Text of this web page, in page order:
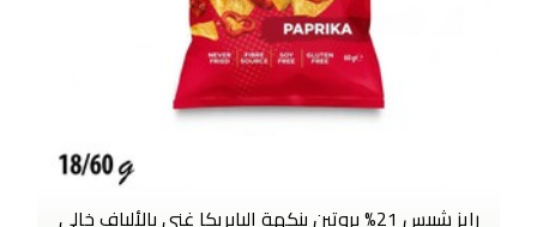
رايز شيبس 21% بروتين بنكهة البابريكا غني بالألياف خالي